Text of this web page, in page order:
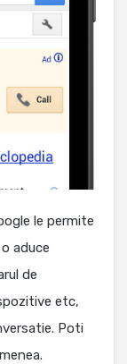
le permite
aduce
de
etc,
Poti